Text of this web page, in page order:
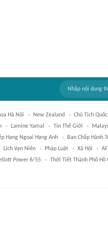
Hà Nội New Zealand Chủ Tịch
Lamine Yamal Tin Thế Giới
Hạng Ngoại Hạng Anh
Ban Chấp Hành
Lịch Vạn Niên Pháp Luật Xã Hội
Power 6/55 Thời Tiết Thành Phố Hồ